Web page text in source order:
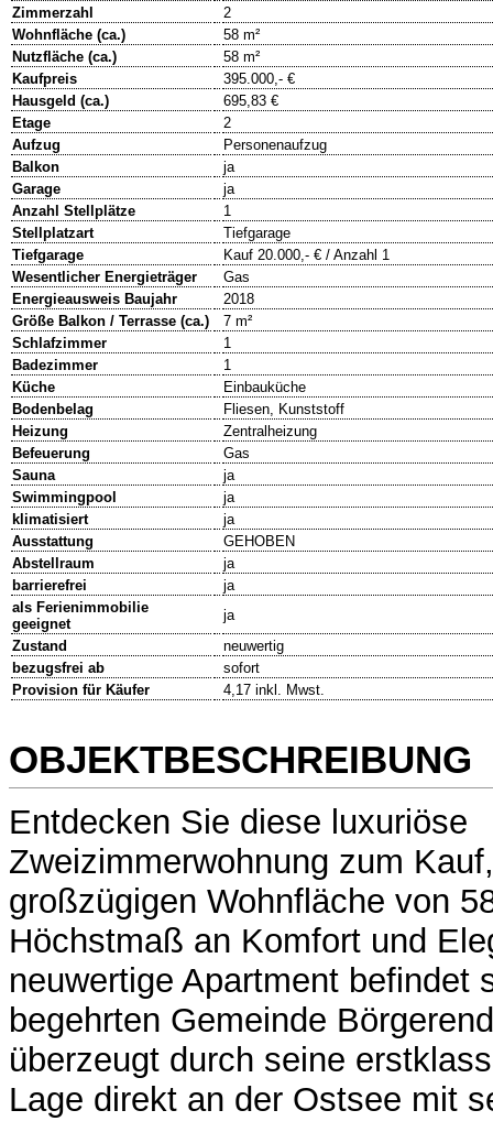
Zimmerzahl
2
Wohnfläche (ca.)
58 m²
Nutzfläche (ca.)
58 m²
Kaufpreis
395.000,- €
Hausgeld (ca.)
695,83 €
Etage
2
Aufzug
Personenaufzug
Balkon
ja
Garage
ja
Anzahl Stellplätze
1
Stellplatzart
Tiefgarage
Tiefgarage
Kauf 20.000,- € / Anzahl 1
Wesentlicher Energieträger
Gas
Energieausweis Baujahr
2018
Größe Balkon / Terrasse (ca.)
7 m²
Schlafzimmer
1
Badezimmer
1
Küche
Einbauküche
Bodenbelag
Fliesen, Kunststoff
Heizung
Zentralheizung
Befeuerung
Gas
Sauna
ja
Swimmingpool
ja
klimatisiert
ja
Ausstattung
GEHOBEN
Abstellraum
ja
barrierefrei
ja
als Ferienimmobilie
geeignet
ja
Zustand
neuwertig
bezugsfrei ab
sofort
Provision für Käufer
4,17 inkl. Mwst.
OBJEKTBESCHREIBUNG
Entdecken Sie diese luxuriöse
Zweizimmerwohnung zum
großzügigen Wohnfläche von
Höchstmaß an Komfort und
neuwertige Apartment befindet
begehrten Gemeinde
überzeugt durch seine
Lage direkt an der Ostsee mit